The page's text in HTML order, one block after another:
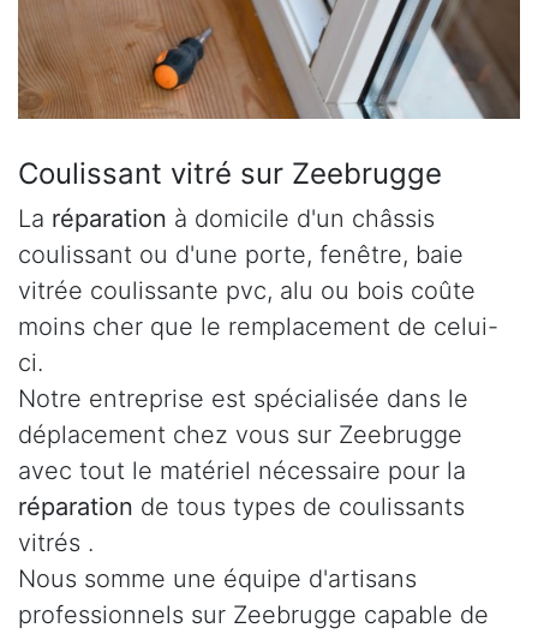
Coulissant vitré sur Zeebrugge
La réparation à domicile d'un châssis
coulissant ou d'une porte, fenêtre, baie
vitrée coulissante pvc, alu ou bois coûte
moins cher que le remplacement de celui-
ci.
Notre entreprise est spécialisée dans le
déplacement chez vous sur Zeebrugge
avec tout le matériel nécessaire pour la
réparation de tous types de coulissants
vitrés .
Nous somme une équipe d'artisans
professionnels sur Zeebrugge capable de